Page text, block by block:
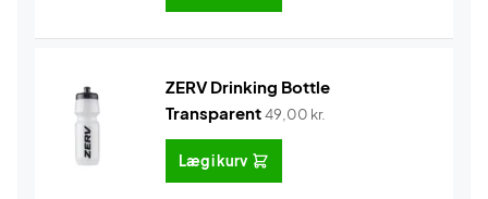
ZERV Drinking Bottle
Transparent49,00 kr.
Læg i kurv